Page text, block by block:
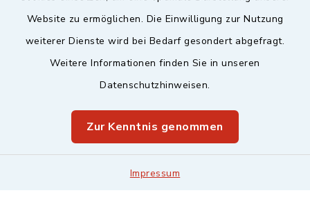
Website zu ermöglichen. Die Einwilligung zur Nutzung
weiterer Dienste wird bei Bedarf gesondert abgefragt.
Weitere Informationen finden Sie in unseren
Datenschutzhinweisen.
Zur Kenntnis genommen
Impressum
Datenschutz
Leitweg-ID & Rechnungsadressen